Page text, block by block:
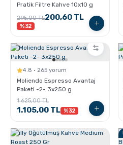
Nespresso Uyumlu Kapsül Kahve
Pratik Filtre Kahve
Exclusive Kahveler
Kafeinsiz Kahveler
Çözünebilir Kahve
Chemex
Moka Pot
Soğuk Kahve Demleme Ekipmanları
Aeropress
Makine Temizleyiciler
Pratik Filtre Kahve 10x10 g
295,00 TL200,60 TL
%32
4.8 · 265 yorum
Moliendo Espresso Avantaj
Paketi -2- 3x250 g
1.625,00 TL
1.105,00 TL %32